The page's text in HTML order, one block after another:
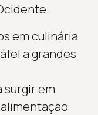
em culinária
a grandes
surgir em